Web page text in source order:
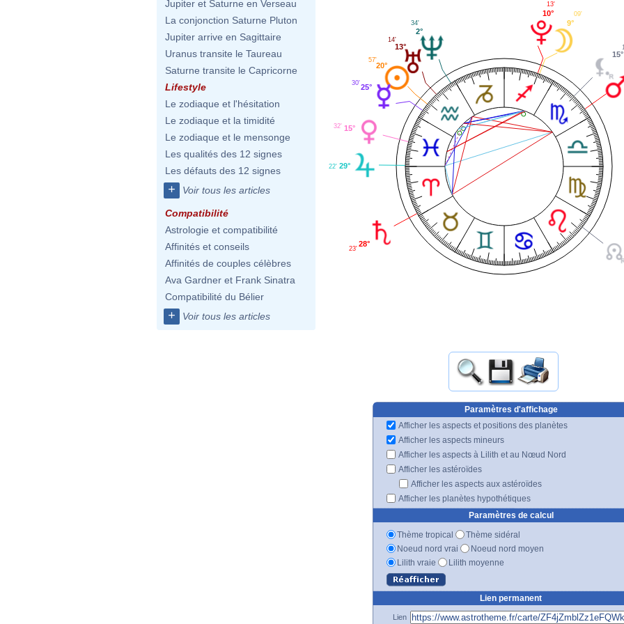
Jupiter et Saturne en Verseau
La conjonction Saturne Pluton
Jupiter arrive en Sagittaire
Uranus transite le Taureau
Saturne transite le Capricorne
Lifestyle
Le zodiaque et l'hésitation
Le zodiaque et la timidité
Le zodiaque et le mensonge
Les qualités des 12 signes
Les défauts des 12 signes
+ Voir tous les articles
Compatibilité
Astrologie et compatibilité
Affinités et conseils
Affinités de couples célèbres
Ava Gardner et Frank Sinatra
Compatibilité du Bélier
+ Voir tous les articles
15°
9°
09'
10°
13'
2°
34'
13°
14'
20°
57'
25°
30'
15°
32'
29°
22'
28°
23'
Paramètres d'affichage
Afficher les aspects et positions des planètes
Afficher les aspects mineurs
Afficher les aspects à Lilith et au Nœud Nord
Afficher les astéroïdes
Afficher les aspects aux astéroïdes
Afficher les planètes hypothétiques
Paramètres de calcul
Thème tropical
Thème sidéral
Noeud nord vrai
Noeud nord moyen
Lilith vraie
Lilith moyenne
Lien permanent
Lien